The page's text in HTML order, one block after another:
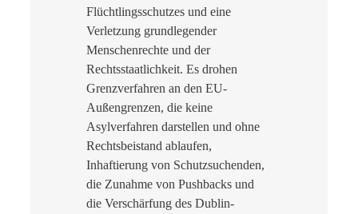
Flüchtlingsschutzes und eine
Verletzung grundlegender
Menschenrechte und der
Rechtsstaatlichkeit. Es drohen
Grenzverfahren an den EU-
Außengrenzen, die keine
Asylverfahren darstellen und ohne
Rechtsbeistand ablaufen,
Inhaftierung von Schutzsuchenden,
die Zunahme von Pushbacks und
die Verschärfung des Dublin-